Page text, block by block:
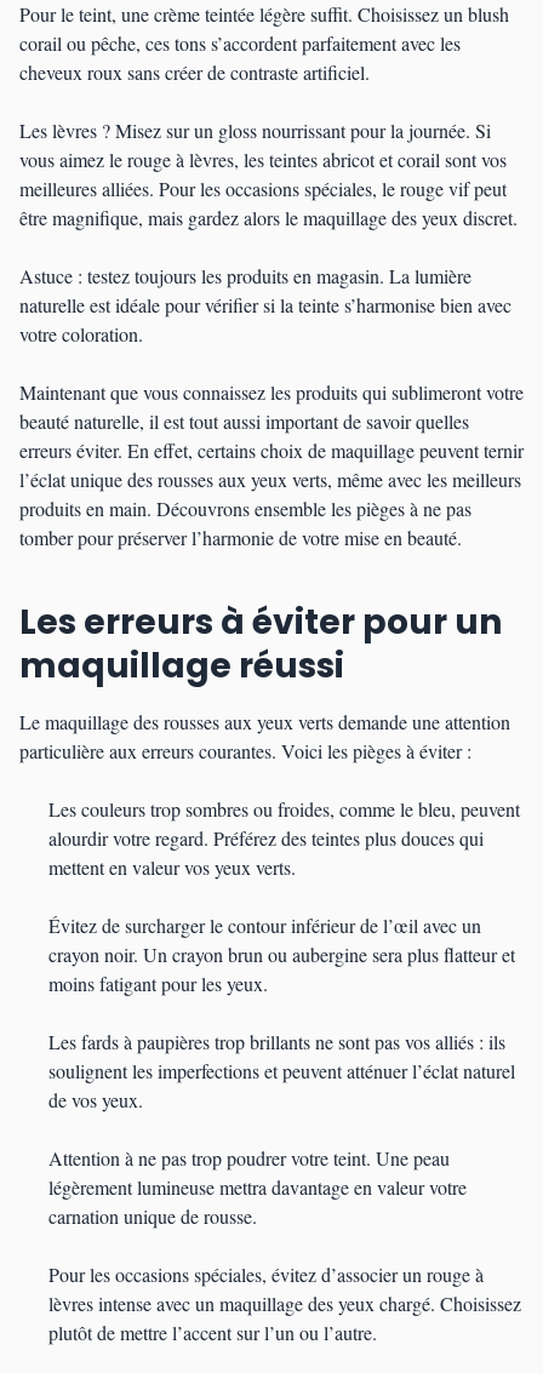
Pour le teint, une crème teintée légère suffit. Choisissez un blush
corail ou pêche, ces tons s’accordent parfaitement avec les
cheveux roux sans créer de contraste artificiel.
Les lèvres ? Misez sur un gloss nourrissant pour la journée. Si
vous aimez le rouge à lèvres, les teintes abricot et corail sont vos
meilleures alliées. Pour les occasions spéciales, le rouge vif peut
être magnifique, mais gardez alors le maquillage des yeux discret.
Astuce : testez toujours les produits en magasin. La lumière
naturelle est idéale pour vérifier si la teinte s’harmonise bien avec
votre coloration.
Maintenant que vous connaissez les produits qui sublimeront votre
beauté naturelle, il est tout aussi important de savoir quelles
erreurs éviter. En effet, certains choix de maquillage peuvent ternir
l’éclat unique des rousses aux yeux verts, même avec les meilleurs
produits en main. Découvrons ensemble les pièges à ne pas
tomber pour préserver l’harmonie de votre mise en beauté.
Les erreurs à éviter pour un
maquillage réussi
Le maquillage des rousses aux yeux verts demande une attention
particulière aux erreurs courantes. Voici les pièges à éviter :
Les couleurs trop sombres ou froides, comme le bleu, peuvent
alourdir votre regard. Préférez des teintes plus douces qui
mettent en valeur vos yeux verts.
Évitez de surcharger le contour inférieur de l’œil avec un
crayon noir. Un crayon brun ou aubergine sera plus flatteur et
moins fatigant pour les yeux.
Les fards à paupières trop brillants ne sont pas vos alliés : ils
soulignent les imperfections et peuvent atténuer l’éclat naturel
de vos yeux.
Attention à ne pas trop poudrer votre teint. Une peau
légèrement lumineuse mettra davantage en valeur votre
carnation unique de rousse.
Pour les occasions spéciales, évitez d’associer un rouge à
lèvres intense avec un maquillage des yeux chargé. Choisissez
plutôt de mettre l’accent sur l’un ou l’autre.